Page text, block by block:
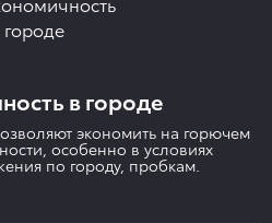
в городе
экономить на горючем
особенно в условиях
по городу, пробкам.